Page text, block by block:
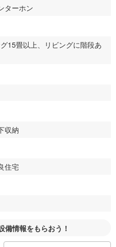
ターホン
15畳以上、リビングに階段あ
収納
住宅
備情報をもらおう！